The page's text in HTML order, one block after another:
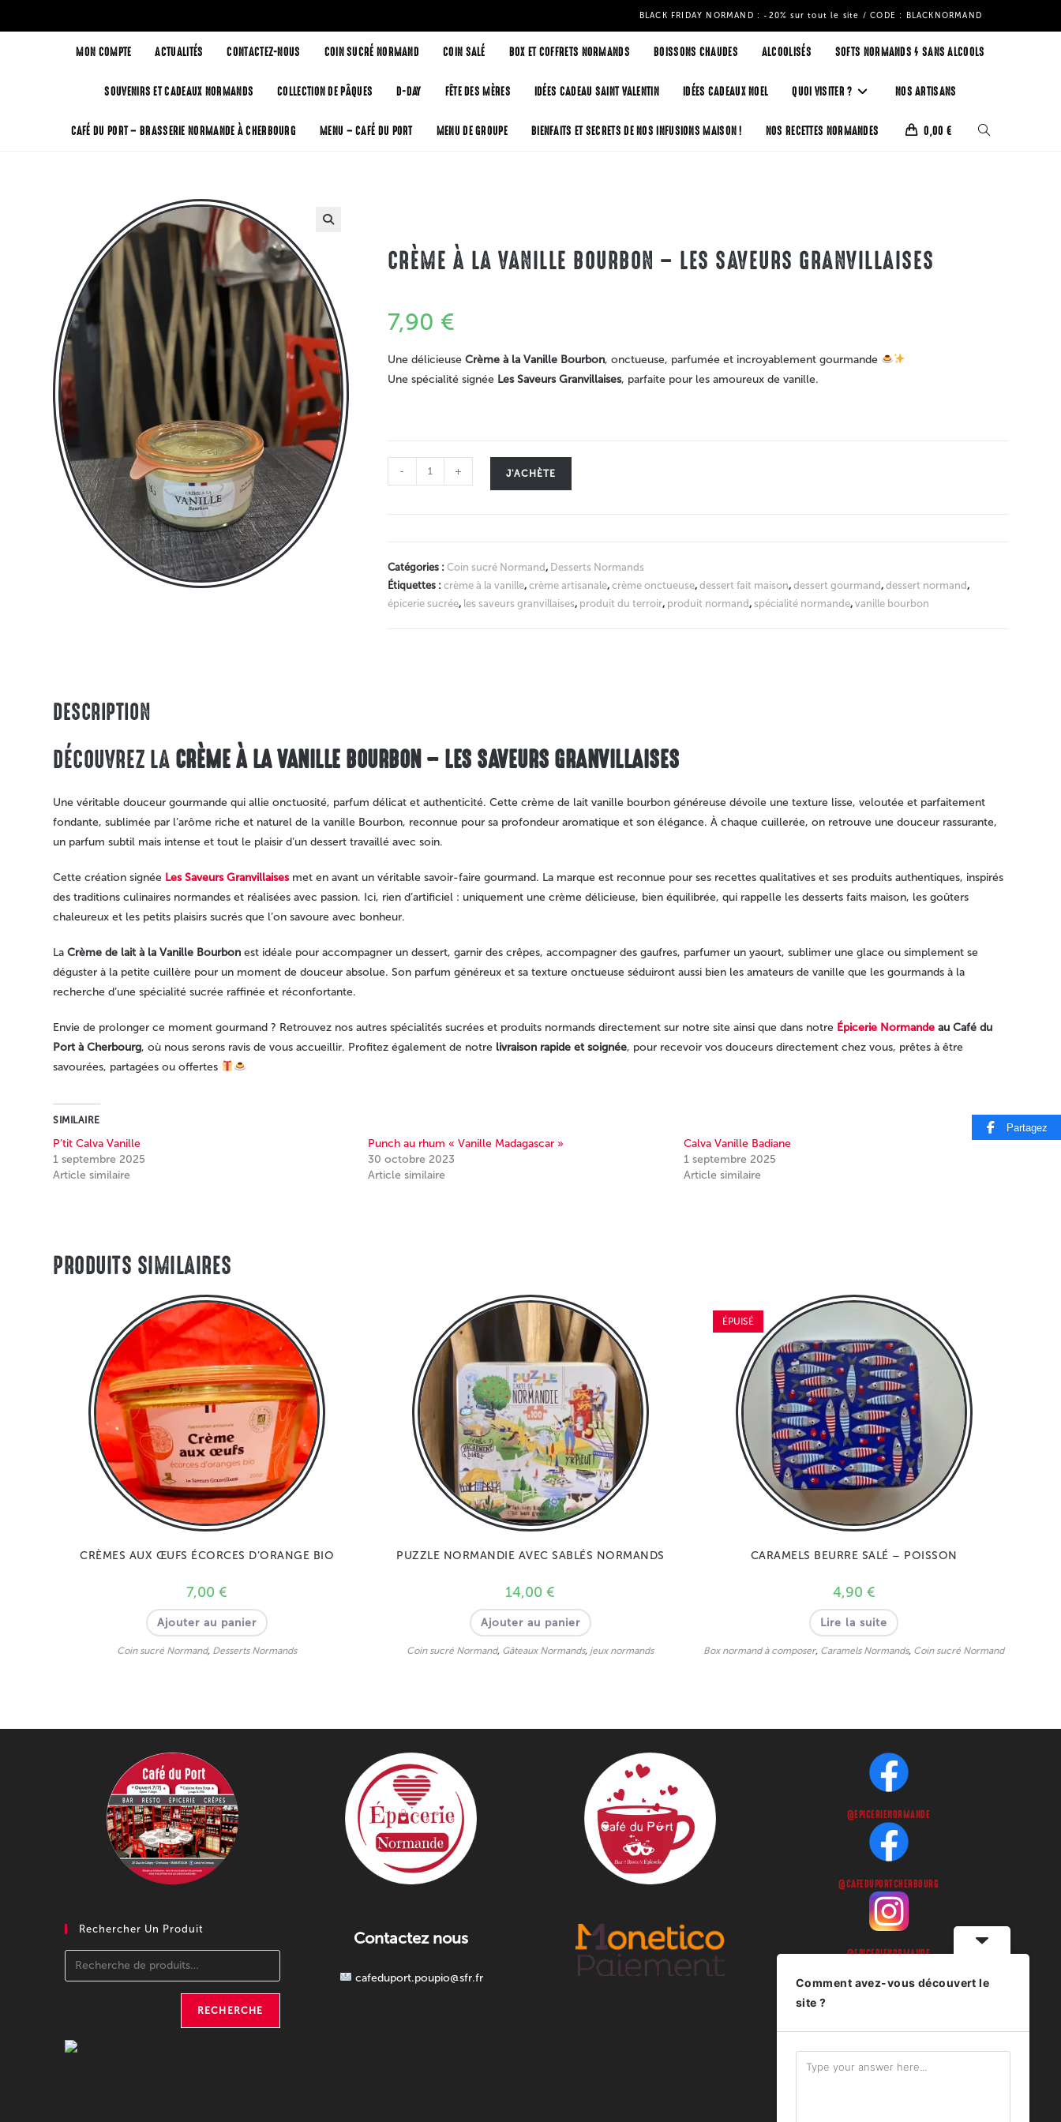
BLACK FRIDAY NORMAND : -20% sur tout le site / CODE : BLACKNORMAND
MON COMPTE ACTUALITÉS CONTACTEZ-NOUS COIN SUCRÉ NORMAND COIN SALÉ BOX ET COFFRETS NORMANDS BOISSONS CHAUDES ALCOOLISÉS SOFTS NORMANDS / SANS ALCOOLS
SOUVENIRS ET CADEAUX NORMANDS COLLECTION DE PÂQUES D-DAY FÊTE DES MÈRES IDÉES CADEAU SAINT VALENTIN IDÉES CADEAUX NOEL QUOI VISITER ? NOS ARTISANS
CAFÉ DU PORT – BRASSERIE NORMANDE À CHERBOURG MENU – CAFÉ DU PORT MENU DE GROUPE BIENFAITS ET SECRETS DE NOS INFUSIONS MAISON ! NOS RECETTES NORMANDES 0,00 €
CRÈME À LA VANILLE BOURBON – LES SAVEURS GRANVILLAISES
7,90 €
Une délicieuse Crème à la Vanille Bourbon, onctueuse, parfumée et incroyablement gourmande
Une spécialité signée Les Saveurs Granvillaises, parfaite pour les amoureux de vanille.
- + J'ACHÈTE
Catégories : Coin sucré Normand, Desserts Normands
Étiquettes : crème à la vanille, crème artisanale, crème onctueuse, dessert fait maison, dessert gourmand, dessert normand,
épicerie sucrée, les saveurs granvillaises, produit du terroir, produit normand, spécialité normande, vanille bourbon
DESCRIPTION
DÉCOUVREZ LA CRÈME À LA VANILLE BOURBON – LES SAVEURS GRANVILLAISES
Une véritable douceur gourmande qui allie onctuosité, parfum délicat et authenticité. Cette crème de lait vanille bourbon généreuse dévoile une texture lisse, veloutée et parfaitement
fondante, sublimée par l’arôme riche et naturel de la vanille Bourbon, reconnue pour sa profondeur aromatique et son élégance. À chaque cuillerée, on retrouve une douceur rassurante,
un parfum subtil mais intense et tout le plaisir d’un dessert travaillé avec soin.
Cette création signée Les Saveurs Granvillaisesmet en avant un véritable savoir-faire gourmand. La marque est reconnue pour ses recettes qualitatives et ses produits authentiques, inspirés
des traditions culinaires normandes et réalisées avec passion. Ici, rien d’artificiel : uniquement une crème délicieuse, bien équilibrée, qui rappelle les desserts faits maison, les goûters
chaleureux et les petits plaisirs sucrés que l’on savoure avec bonheur.
LaCrème de lait à la Vanille Bourbon est idéale pour accompagner un dessert, garnir des crêpes, accompagner des gaufres, parfumer un yaourt, sublimer une glace ou simplement se
déguster à la petite cuillère pour un moment de douceur absolue. Son parfum généreux et sa texture onctueuse séduiront aussi bien les amateurs de vanille que les gourmands à la
recherche d’une spécialité sucrée raffinée et réconfortante.
Envie de prolonger ce moment gourmand ? Retrouvez nos autres spécialités sucrées et produits normands directement sur notre site ainsi que dans notre Épicerie Normande au Café du
Port à Cherbourg, où nous serons ravis de vous accueillir. Profitez également de notre livraison rapide et soignée, pour recevoir vos douceurs directement chez vous, prêtes à être
savourées, partagées ou offertes
SIMILAIRE
P’tit Calva Vanille
1 septembre 2025
Article similaire
Punch au rhum « Vanille Madagascar »
30 octobre 2023
Article similaire
Calva Vanille Badiane
1 septembre 2025
Article similaire
PRODUITS SIMILAIRES
CRÈMES AUX ŒUFS ÉCORCES D’ORANGE BIO
7,00€
Ajouter au panier
Coin sucré Normand, Desserts Normands
PUZZLE NORMANDIE AVEC SABLÉS NORMANDS
14,00€
Ajouter au panier
Coin sucré Normand, Gâteaux Normands, jeux normands
ÉPUISÉ
CARAMELS BEURRE SALÉ – POISSON
4,90 €
Lire la suite
Box normand à composer, Caramels Normands, Coin sucré Normand
Rechercher Un Produit
RECHERCHE
Contactez nous
cafeduport.poupio@sfr.fr
@EPICERIENORMANDE
@CAFEDUPORTCHERBOURG
@EPICERIENORMANDE
Partagez
Comment avez-vous découvert le
site ?